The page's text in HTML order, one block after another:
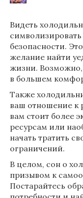
Видеть
символизировать
безопасности.
желание найти
жизни. Возможно,
в большем
Также
ваш отношение к
вам стоит более
ресурсам или
начать тратить
ограничений.
В целом, сон о
призывом к
Постарайтесь